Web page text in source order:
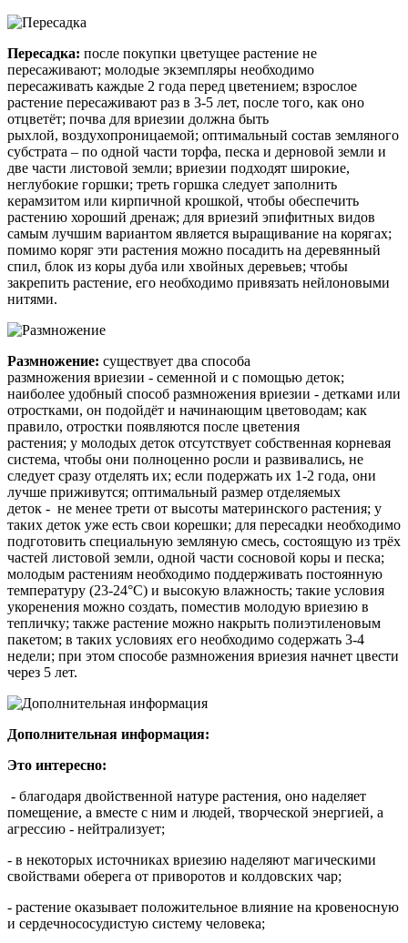
Пересадка: после покупки цветущее растение не
пересаживают; молодые экземпляры необходимо
пересаживать каждые 2 года перед цветением; взрослое
растение пересаживают раз в 3-5 лет, после того, как оно
отцветёт; почва для вриезии должна быть
рыхлой, воздухопроницаемой; оптимальный состав земляного
субстрата – по одной части торфа, песка и дерновой земли и
две части листовой земли; вриезии подходят широкие,
неглубокие горшки; треть горшка следует заполнить
керамзитом или кирпичной крошкой, чтобы обеспечить
растению хороший дренаж; для вриезий эпифитных видов
самым лучшим вариантом является выращивание на корягах;
помимо коряг эти растения можно посадить на деревянный
спил, блок из коры дуба или хвойных деревьев; чтобы
закрепить растение, его необходимо привязать нейлоновыми
нитями.
Размножение: существует два способа
размножения вриезии - семенной и с помощью деток;
наиболее удобный способ размножения вриезии - детками или
отростками, он подойдёт и начинающим цветоводам; как
правило, отростки появляются после цветения
растения; у молодых деток отсутствует собственная корневая
система, чтобы они полноценно росли и развивались, не
следует сразу отделять их; если подержать их 1-2 года, они
лучше приживутся; оптимальный размер отделяемых
деток - не менее трети от высоты материнского растения; у
таких деток уже есть свои корешки; для пересадки необходимо
подготовить специальную земляную смесь, состоящую из трёх
частей листовой земли, одной части сосновой коры и песка;
молодым растениям необходимо поддерживать постоянную
температуру (23-24°С) и высокую влажность; такие условия
укоренения можно создать, поместив молодую вриезию в
тепличку; также растение можно накрыть полиэтиленовым
пакетом; в таких условиях его необходимо содержать 3-4
недели; при этом способе размножения вриезия начнет цвести
через 5 лет.
Дополнительная информация:
Это интересно:
- благодаря двойственной натуре растения, оно наделяет
помещение, а вместе с ним и людей, творческой энергией, а
агрессию - нейтрализует;
- в некоторых источниках вриезию наделяют магическими
свойствами оберега от приворотов и колдовских чар;
- растение оказывает положительное влияние на кровеносную
и сердечнососудистую систему человека;